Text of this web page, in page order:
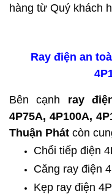
hàng từ Quý khách
Ray điện an
Bên cạnh ray
4P75A, 4P100A,
Thuận Phát còn
Chổi tiếp điện
Căng ray điện
Kẹp ray điện 4P